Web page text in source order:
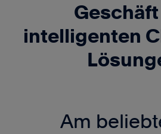
intelligenten
Am